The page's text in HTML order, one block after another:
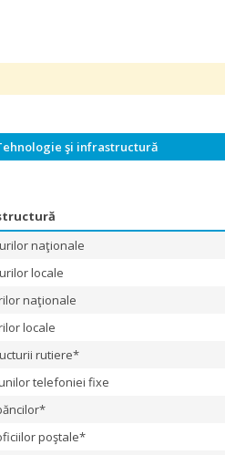
şi infrastructură
naţionale
locale
naţionale
locale
rutiere*
telefoniei fixe
poştale*